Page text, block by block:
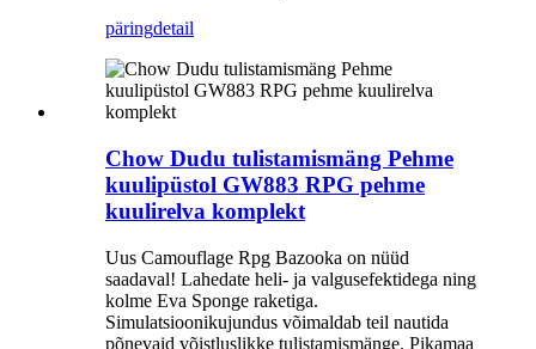
päringdetail
Chow Dudu tulistamismäng Pehme
kuulipüstol GW883 RPG pehme
kuulirelva komplekt
Uus Camouflage Rpg Bazooka on nüüd
saadaval! Lahedate heli- ja valgusefektidega ning
kolme Eva Sponge raketiga.
Simulatsioonikujundus võimaldab teil nautida
põnevaid võistluslikke tulistamismänge. Pikamaa